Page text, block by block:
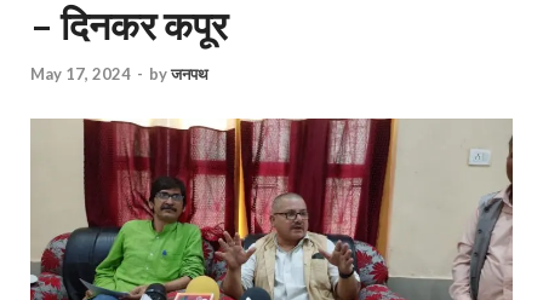
– दिनकर कपूर
May 17, 2024 - byजनपथ